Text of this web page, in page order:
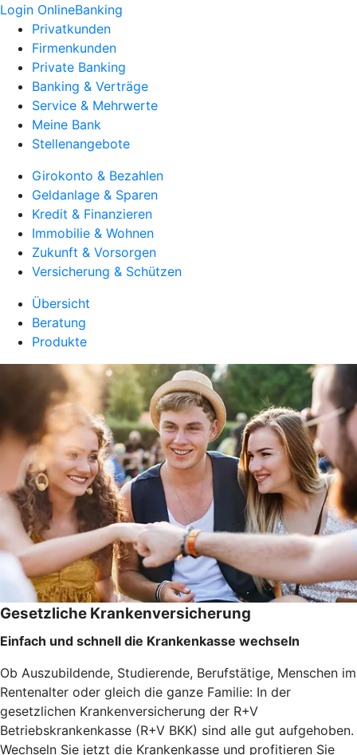
Login OnlineBanking
Privatkunden
Firmenkunden
Private Banking
Banking & Verträge
Service & Mehrwerte
Meine Bank
Stellenangebote
Girokonto & Bezahlen
Geldanlage & Sparen
Kredit & Finanzieren
Immobilie & Wohnen
Zukunft & Vorsorgen
Versicherung & Schützen
Übersicht
Beratung
Produkte
Gesetzliche Krankenversicherung
Einfach und schnell die Krankenkasse wechseln
Ob Auszubildende, Studierende, Berufstätige, Menschen im
Rentenalter oder gleich die ganze Familie: In der
gesetzlichen Krankenversicherung der R+V
Betriebskrankenkasse (R+V BKK) sind alle gut aufgehoben.
Wechseln Sie jetzt die Krankenkasse und profitieren Sie